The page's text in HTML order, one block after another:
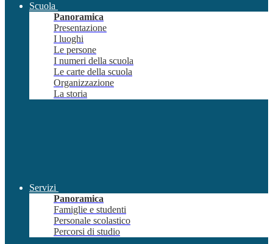
Scuola
Panoramica
Presentazione
I luoghi
Le persone
I numeri della scuola
Le carte della scuola
Organizzazione
La storia
Servizi
Panoramica
Famiglie e studenti
Personale scolastico
Percorsi di studio